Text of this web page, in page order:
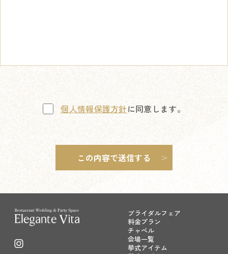
個人情報保護方針に同意します。
ブライダルフェア
料金プラン
チャペル
会場一覧
挙式アイテム